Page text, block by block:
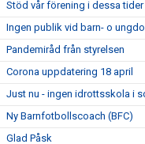
Stöd vår förening i dessa tider
Ingen publik vid barn- o
Pandemiråd från styrelsen
Corona uppdatering 18 april
Just nu - ingen idrottsskola i
Ny Barnfotbollscoach (BFC)
Glad Påsk